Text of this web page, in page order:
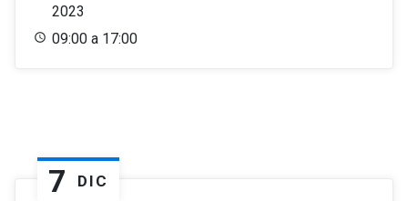
2023
09:00 a 17:00
7 DIC